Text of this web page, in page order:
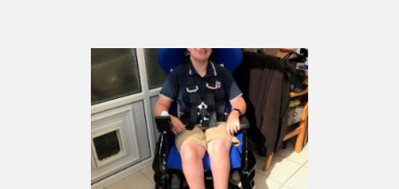
Logg inn
Registrer deg
Norsk